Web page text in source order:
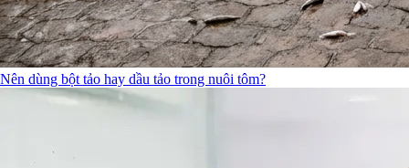
Nên dùng bột tảo hay dầu tảo trong nuôi tôm?